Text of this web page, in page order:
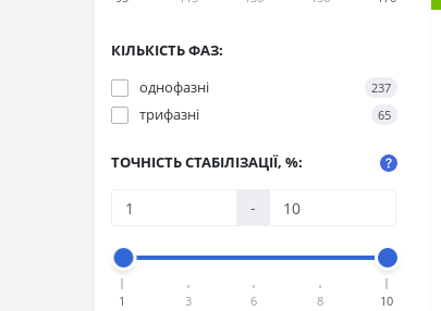
КІЛЬКІСТЬ ФАЗ:
однофазні
237
трифазні 65
ТОЧНІСТЬ СТАБІЛІЗАЦІЇ, %:
-
1 3 6 8 10